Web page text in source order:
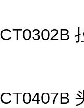
CT0302B
CT0407B